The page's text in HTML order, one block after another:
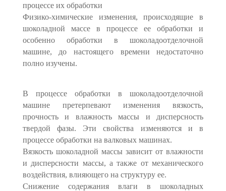
процессе их обработки
Физико-химические изменения, происходящие в
шоколадной массе в процессе ее обработки и
особенно обработки в шоколадоотделочной
машине, до настоящего времени недостаточно
полно изучены.
В процессе обработки в шоколадоотделочной
машине претерпевают изменения вязкость,
прочность и влажность массы и дисперсность
твердой фазы. Эти свойства изменяются и в
процессе обработки на валковых машинах.
Вязкость шоколадной массы зависит от влажности
и дисперсности массы, а также от механического
воздействия, влияющего на структуру ее.
Снижение содержания влаги в шоколадных